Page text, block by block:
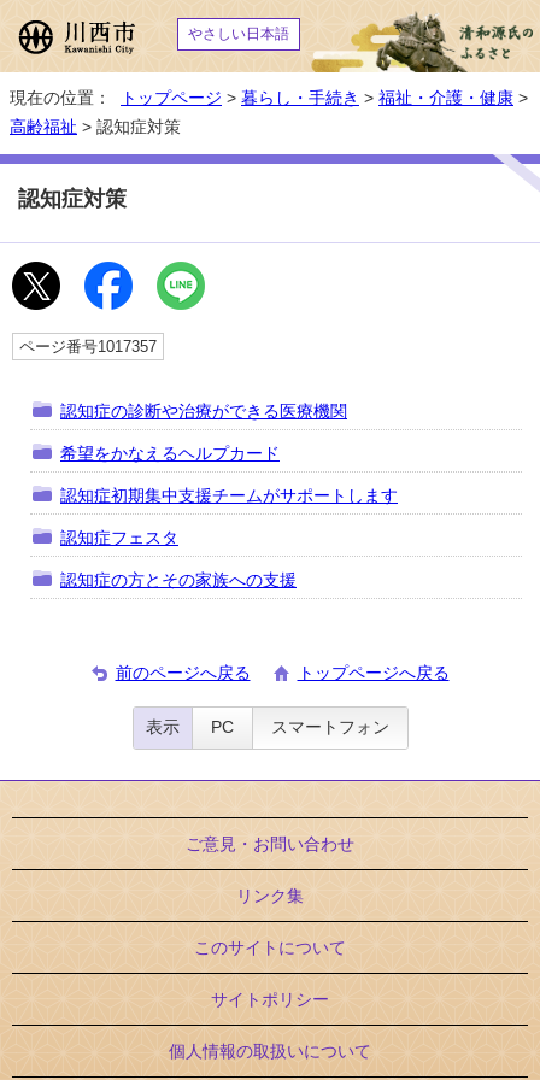
やさしい日本語
現在の位置： トップページ > 暮らし・手続き > 福祉・介護・健康 >
高齢福祉 > 認知症対策
認知症対策
ページ番号1017357
認知症の診断や治療ができる医療機関
希望をかなえるヘルプカード
認知症初期集中支援チームがサポートします
認知症フェスタ
認知症の方とその家族への支援
前のページへ戻る トップページへ戻る
表示 PC スマートフォン
ご意見・お問い合わせ
リンク集
このサイトについて
サイトポリシー
個人情報の取扱いについて